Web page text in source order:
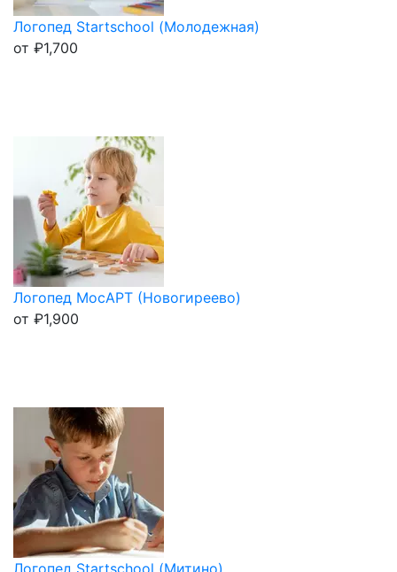
Логопед Startschool (Молодежная)
от ₽1,700
Логопед МосАРТ (Новогиреево)
от ₽1,900
Логопед Startschool (Митино)